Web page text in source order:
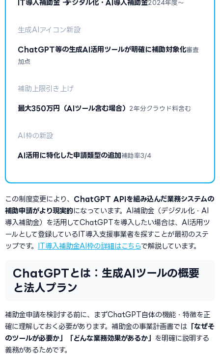
IT導入補助金 → デジタル化・AI導入補助金2024年度〜
生成AIアイコン新設
ChatGPT等の生成AI活用ツールが明確に補助対象化審査
加点
補助上限引き上げ
最大350万円（AIツール含む場合） 2年分クラウド料含む
AI枠の新設
AI活用に特化した申請類型の追加補助率3/4
この制度変更により、 ChatGPT APIを組み込んだ業務システムの
補助申請がより現実的になっています。AI補助金（デジタル化・AI
導入補助金）を活用してChatGPTを導入したい場合は、AI活用ツ
ールとして登録しているIT導入支援事業者を探すことが最初のステ
ップです。
IT導入補助金AI枠の詳細はこちらで解説しています。
ChatGPTとは：生成AIツールの概要
と法人プラン
補助金申請を検討する前に、まずChatGPT自体の機能・特徴を正
確に理解しておく必要があります。補助金の事業計画書では 「なぜそ
のツールが必要か」「どんな業務効果があるか」 を明確に説明する
義務があるためです。